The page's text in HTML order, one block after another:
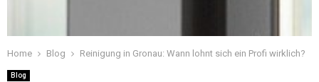
Home Blog Reinigung in Gronau: Wann lohnt sich ein Profi wirklich?
Blog